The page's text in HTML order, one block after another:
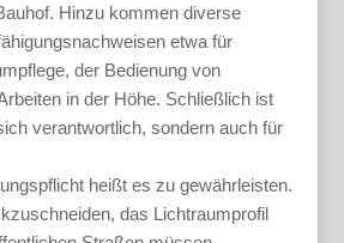
Hinzu kommen diverse
etwa für
der Bedienung von
in der Höhe. Schließlich ist
verantwortlich, sondern auch für
heißt es zu gewährleisten.
das Lichtraumprofil